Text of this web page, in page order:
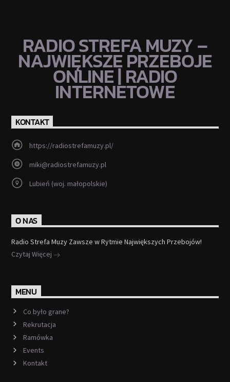
RADIO STREFA MUZY –
NAJWIĘKSZE PRZEBOJE
ONLINE | RADIO
INTERNETOWE
KONTAKT
https://radiostrefamuzy.pl/
miki@radiostrefamuzy.pl
Lubień (woj. małopolskie)
O NAS
Radio Strefa Muzy Zawsze w Rytmie Największych Przebojów!
Czytaj Więcej
MENU
Co było grane?
Rekrutacja
Ramówka
Events
Kontakt